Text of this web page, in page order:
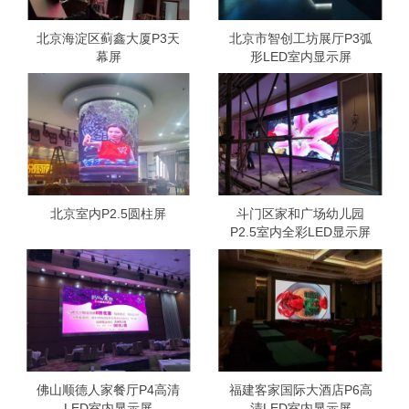
北京海淀区蓟鑫大厦P3天
幕屏
北京市智创工坊展厅P3弧
形LED室内显示屏
北京室内P2.5圆柱屏
斗门区家和广场幼儿园
P2.5室内全彩LED显示屏
佛山顺德人家餐厅P4高清
福建客家国际大酒店P6高